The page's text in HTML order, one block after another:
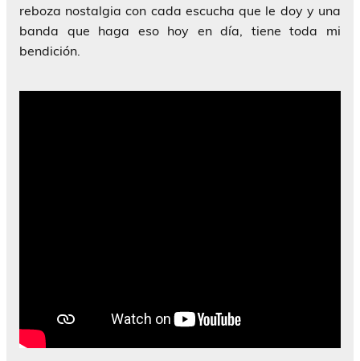
reboza nostalgia con cada escucha que le doy y una
banda que haga eso hoy en día, tiene toda mi
bendición.